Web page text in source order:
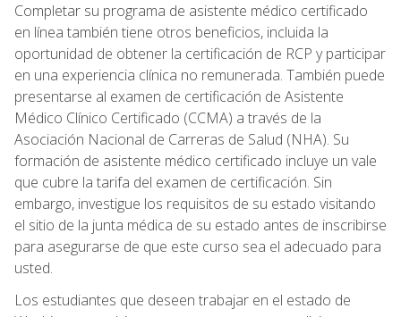
Completar su programa de asistente médico certificado
en línea también tiene otros beneficios, incluida la
oportunidad de obtener la certificación de RCP y participar
en una experiencia clínica no remunerada. También puede
presentarse al examen de certificación de Asistente
Médico Clínico Certificado (CCMA) a través de la
Asociación Nacional de Carreras de Salud (NHA). Su
formación de asistente médico certificado incluye un vale
que cubre la tarifa del examen de certificación. Sin
embargo, investigue los requisitos de su estado visitando
el sitio de la junta médica de su estado antes de inscribirse
para asegurarse de que este curso sea el adecuado para
usted.
Los estudiantes que deseen trabajar en el estado de